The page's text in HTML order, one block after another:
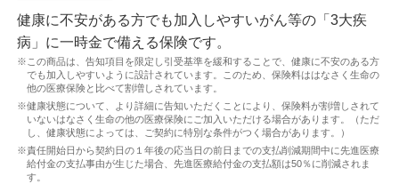
健康に不安がある方でも加入しやすいがん等の「3大疾
病」に一時金で備える保険です。
※この商品は、告知項目を限定し引受基準を緩和することで、健康に不安のある方
でも加入しやすいように設計されています。このため、保険料ははなさく生命の
他の医療保険と比べて割増しされています。
※健康状態について、より詳細に告知いただくことにより、保険料が割増しされて
いないはなさく生命の他の医療保険にご加入いただける場合があります。（ただ
し、健康状態によっては、ご契約に特別な条件がつく場合があります。）
※責任開始日から契約日の１年後の応当日の前日までの支払削減期間中に先進医療
給付金の支払事由が生じた場合、先進医療給付金の支払額は50％に削減されま
す。